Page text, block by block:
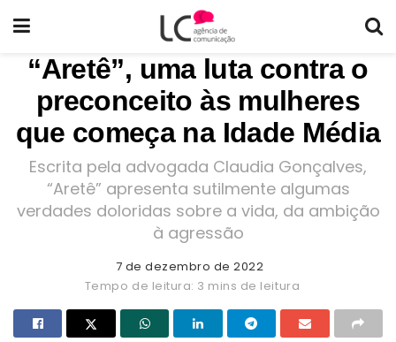
“Aretê”, uma luta contra o
preconceito às mulheres
que começa na Idade Média
Escrita pela advogada Claudia Gonçalves,
“Aretê” apresenta sutilmente algumas
verdades doloridas sobre a vida, da ambição
à agressão
7 de dezembro de 2022
Tempo de leitura: 3 mins de leitura